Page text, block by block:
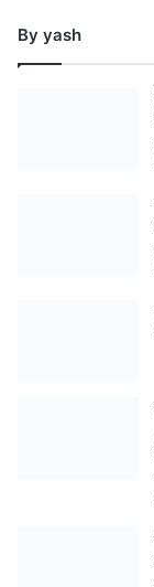
के
लिए
By yash